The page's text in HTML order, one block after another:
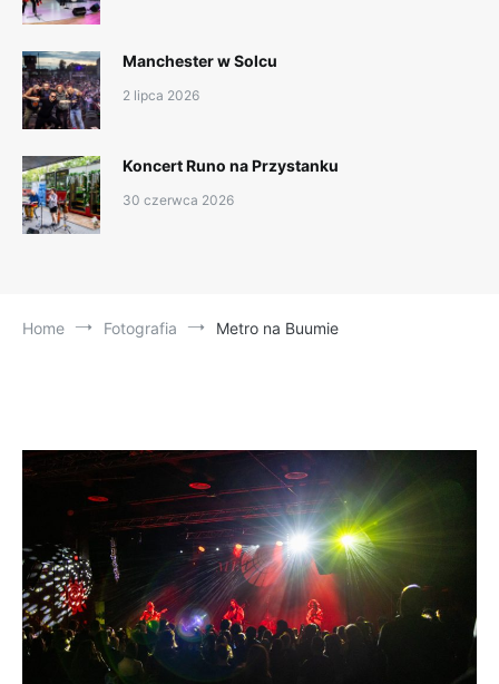
Manchester w Solcu
2 lipca 2026
Koncert Runo na Przystanku
30 czerwca 2026
Home Fotografia Metro na Buumie